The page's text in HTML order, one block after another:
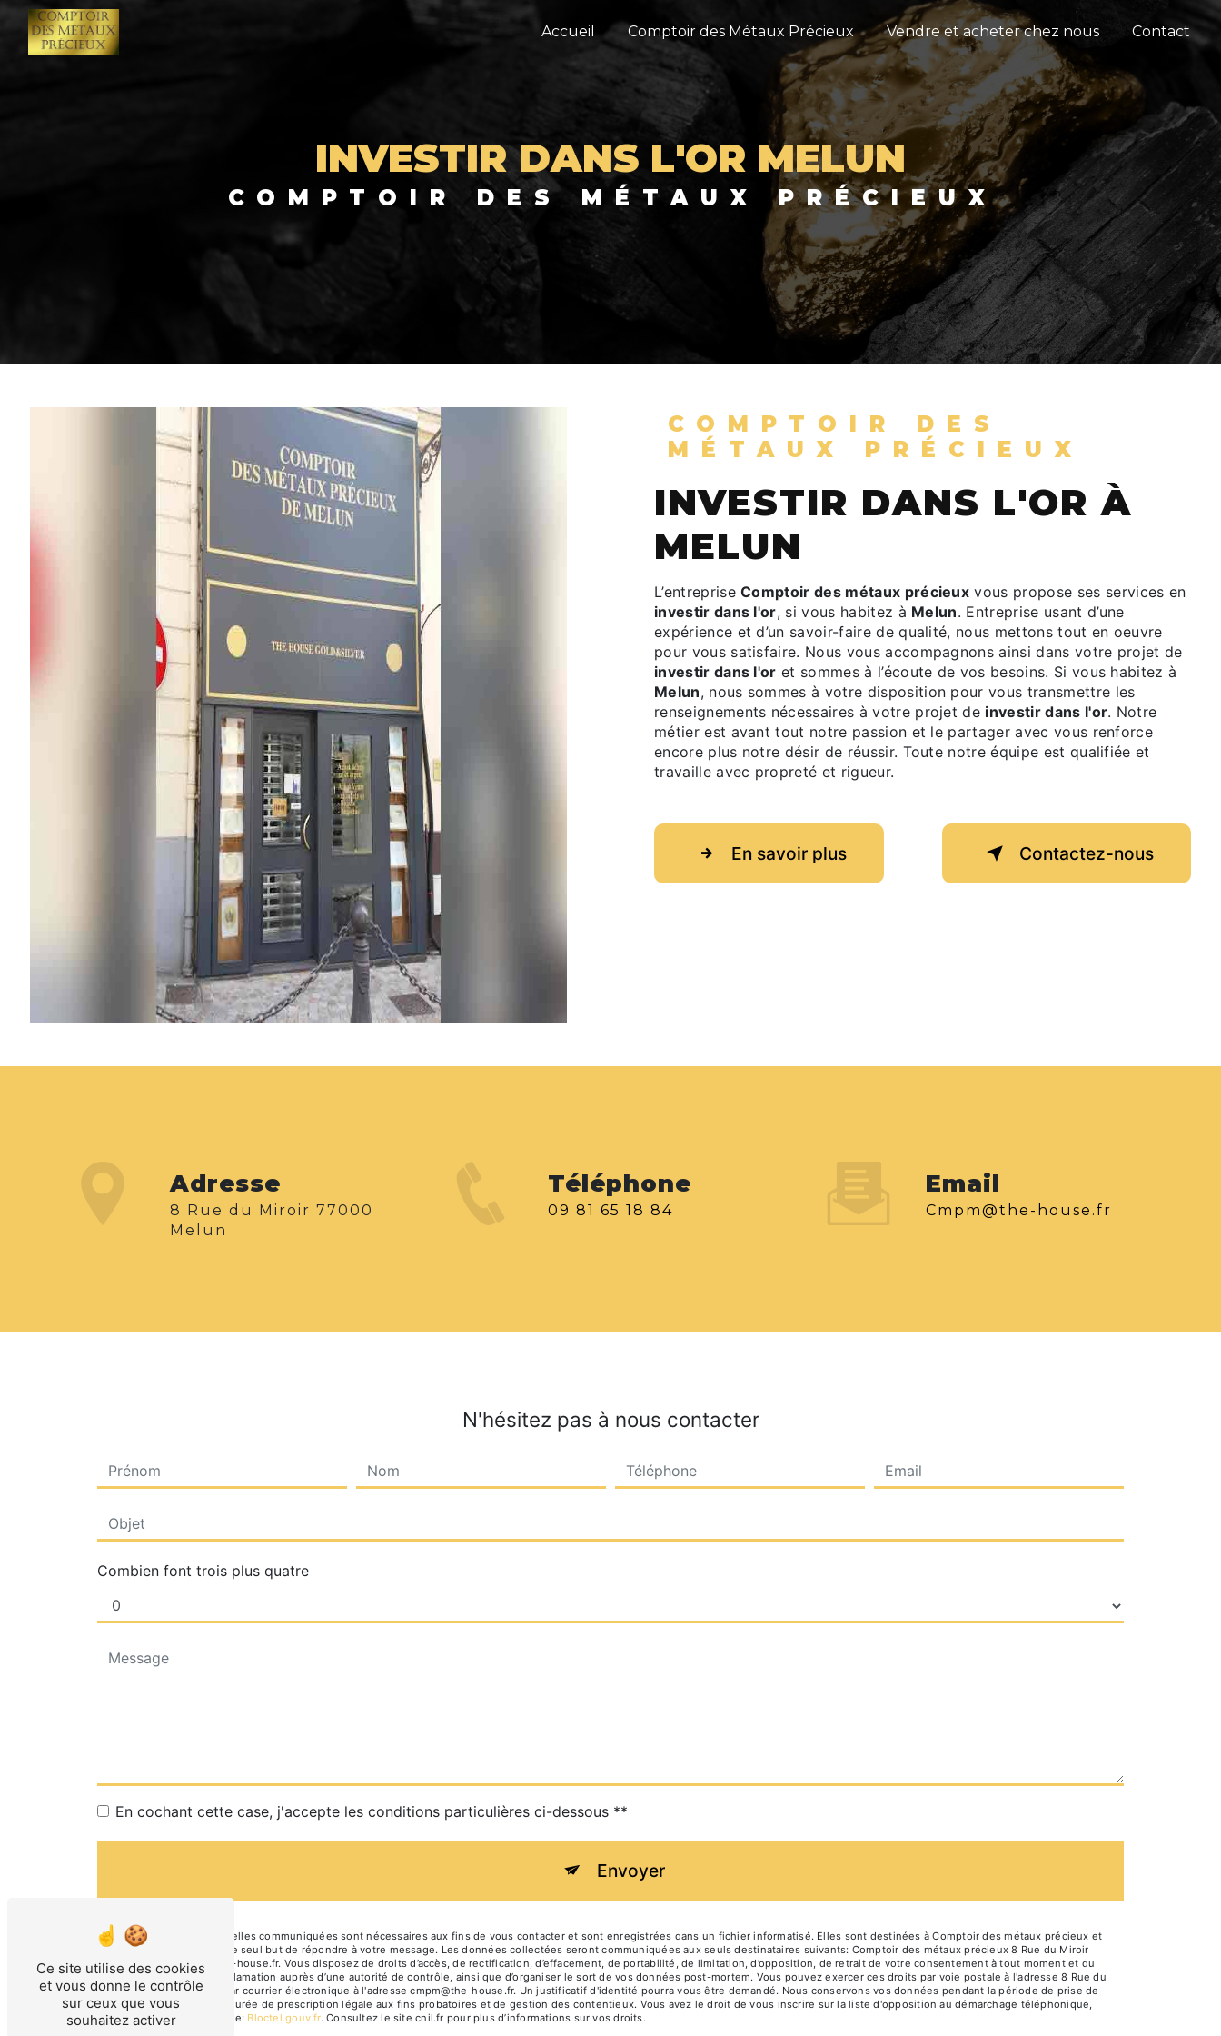
Accueil Comptoir des Métaux Précieux Vendre et acheter chez nous Contact
INVESTIR DANS L'OR MELUN
COMPTOIR DES MÉTAUX PRÉCIEUX
COMPTOIR DES
MÉTAUX PRÉCIEUX
INVESTIR DANS L'OR À
MELUN
L’entrepriseComptoir des métaux précieux vous propose ses services en
investir dans l'or, si vous habitez à Melun. Entreprise usant d’une
expérience et d’un savoir-faire de qualité, nous mettons tout en oeuvre
pour vous satisfaire. Nous vous accompagnons ainsi dans votre projet de
investir dans l'or et sommes à l’écoute de vos besoins. Si vous habitez à
Melun, nous sommes à votre disposition pour vous transmettre les
renseignements nécessaires à votre projet de investir dans l'or. Notre
métier est avant tout notre passion et le partager avec vous renforce
encore plus notre désir de réussir. Toute notre équipe est qualifiée et
travaille avec propreté et rigueur.
En savoir plus Contactez-nous
Adresse
8 Rue du Miroir 77000
Melun
Téléphone
09 81 65 18 84
Email
cmpm@the-house.fr
N'hésitez pas à nous contacter
Combien font trois plus quatre
En cochant cette case, j'accepte les conditions particulières ci-dessous **
Envoyer
** Les données personnelles communiquées sont nécessaires aux fins de vous contacter et sont enregistrées dans un fichier informatisé. Elles sont destinées à Comptoir des métaux précieux et
ses sous-traitants dans le seul but de répondre à votre message. Les données collectées seront communiquées aux seuls destinataires suivants: Comptoir des métaux précieux 8 Rue du Miroir
77000 Melun cmpm@the-house.fr. Vous disposez de droits d’accès, de rectification, d’effacement, de portabilité, de limitation, d’opposition, de retrait de votre consentement à tout moment et du
droit d’introduire une réclamation auprès d’une autorité de contrôle, ainsi que d’organiser le sort de vos données post-mortem. Vous pouvez exercer ces droits par voie postale à l'adresse 8 Rue du
Miroir 77000 Melun ou par courrier électronique à l'adresse cmpm@the-house.fr. Un justificatif d'identité pourra vous être demandé. Nous conservons vos données pendant la période de prise de
contact puis pendant la durée de prescription légale aux fins probatoires et de gestion des contentieux. Vous avez le droit de vous inscrire sur la liste d'opposition au démarchage téléphonique,
disponible à cette adresse:
Bloctel.gouv.fr. Consultez le site cnil.fr pour plus d’informations sur vos droits.
Panneau de gestion des cookies
Ce site utilise des cookies
et vous donne le contrôle
sur ceux que vous
souhaitez activer